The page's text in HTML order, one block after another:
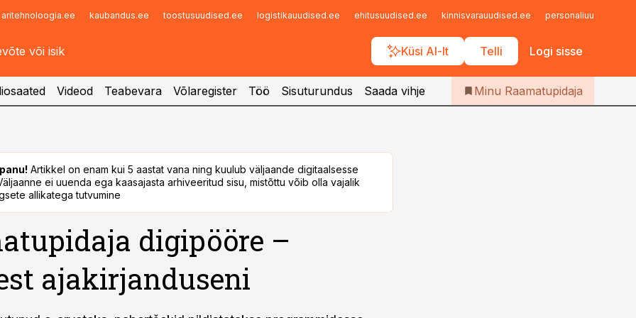
aritehnoloogia.ee kaubandus.ee toostusuudised.ee logistikauudised.ee ehitusuudised.ee kinnisvarauudised.ee personaliuudised.ee
Küsi AI-lt Telli Logi sisse
Infopank
Iseteenindus
Telli Raamatupidaja
Videod Teabevara Võlaregister Töö Sisuturundus Saada vihje Minu Raamatupidaja
Artikkel on enam kui 5 aastat vana ning kuulub väljaande digitaalsesse
ei uuenda ega kaasajasta arhiveeritud sisu, mistõttu võib olla vajalik
allikatega tutvumine
digipööre –
ajakirjanduseni